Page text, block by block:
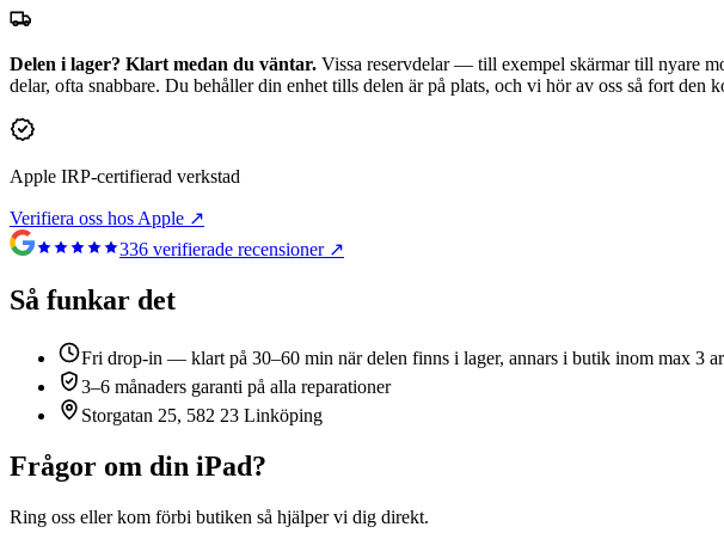
Delen i lager? Klart medan du väntar. Vissa reservdelar — till exempel skärmar till nyare
delar, ofta snabbare. Du behåller din enhet tills delen är på plats, och vi hör av oss så fort den
Apple IRP-certifierad verkstad
Verifiera oss hos Apple ↗
336 verifierade recensioner ↗
Så funkar det
Fri drop-in — klart på 30–60 min när delen finns i lager, annars i butik inom max 3
3–6 månaders garanti på alla reparationer
Storgatan 25, 582 23 Linköping
Frågor om din iPad?
Ring oss eller kom förbi butiken så hjälper vi dig direkt.